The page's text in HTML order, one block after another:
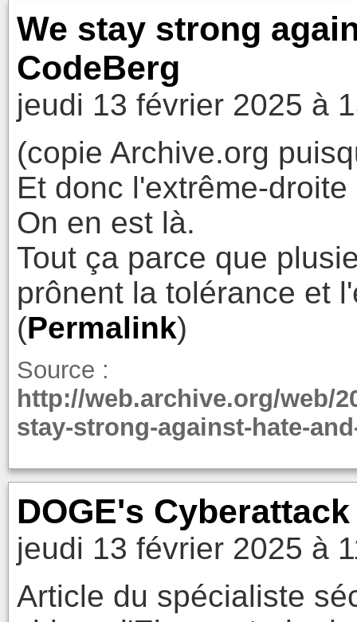
We stay strong
CodeBerg
jeudi 13 février 2025 à
(copie Archive.org
Et donc l'extrême-
On en est là.
Tout ça parce que
prônent la tolérance et
(Permalink)
Source :
http://web.archive.org/web/
stay-strong-against-hate-
DOGE's
jeudi 13 février 2025 à
Article du spécialiste